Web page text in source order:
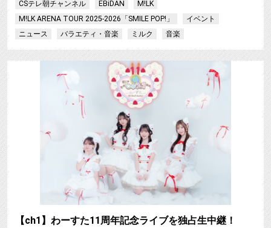
CSテレ朝チャンネル
EBiDAN
M!LK
M!LK ARENA TOUR 2025-2026「SMILE POP!」
イベント
ニュース
バラエティ・音楽 ミルク 音楽
【ch1】わーすた11周年記念ライブを独占生中継！